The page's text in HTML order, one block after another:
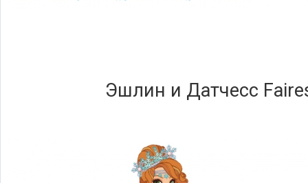
Эшлин и Датчесс